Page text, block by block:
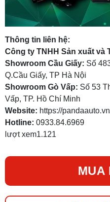
Thông tin liên hệ:
Công ty TNHH Sản xuất và
Showroom Cầu Giấy: Số
Q.Cầu Giấy, TP Hà Nội
Showroom Gò Vấp: Số 53
Vấp, TP. Hồ Chí Minh
Website: https://
Hotline: 0933.84.6969
lượt xem1.121
MUA